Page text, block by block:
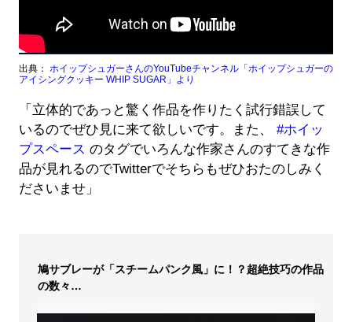
出典： ホイップシュガーさんのYouTubeチャンネル「ホイップシュガーの
アイシングクッキー WHIP SUGAR」より
「立体的であっと驚く作品を作りたく試行錯誤して
いるのでぜひ見に来て欲しいです。また、 #ホイッ
プスペース のタグでいろんな作家さんのすてきな作
品が見れるのでTwitterでそちらもぜひおたのしみく
ださいませ」
鳩サブレーが「スチームパンク風」に！？超絶技巧の作品
の数々…